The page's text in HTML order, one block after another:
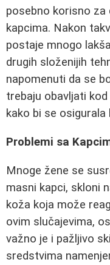
posebno korisno
kapcima. Nakon
postaje mnogo
drugih složenijih
napomenuti da se
trebaju obavljati
kako bi se
Problemi sa
Mnoge žene se
masni kapci, skloni
koža koja može
ovim slučajevima,
važno je i pažljivo
sredstvima